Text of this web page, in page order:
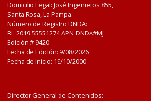
Domicilio Legal: José Ingenieros 855,
Santa Rosa, La Pampa.
Número de Registro DNDA:
RL-2019-55551274-APN-DNDA#MJ
Edición # 9420
Fecha de Edición: 9/08/2026
Fecha de Inicio: 19/10/2000
Director General de Contenidos: